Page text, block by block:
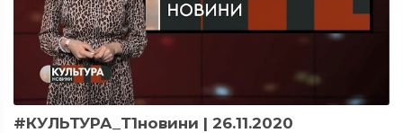
#КУЛЬТУРА_Т1новини | 26.11.2020